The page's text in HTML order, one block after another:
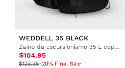
WEDDELL 35 BLACK
Zaino da escursionismo 35 L copertura impermeabile
$104.95
$129.95-20% Final Sale